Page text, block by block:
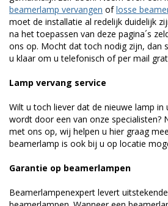
beamerlamp vervangen oflosse
moet de installatie al redelijk duidelijk
na het toepassen van deze pagina´s
ons op. Mocht dat toch nodig zijn, dan
u klaar om u telefonisch of per mail
Lamp vervang service
Wilt u toch liever dat de nieuwe lamp
wordt door een van onze specialisten?
met ons op, wij helpen u hier graag
beamerlamp is ook bij u op locatie
Garantie op beamerlampen
Beamerlampenexpert levert